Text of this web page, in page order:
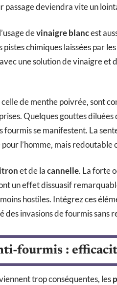
passage deviendra vite un
devinaigre blancest
chimiques laissées par
une solution de vinaigre et
de menthe poivrée, sont
Quelques gouttes diluées
fourmis se manifestent. La
l’homme, mais redoutable
et de lacannelle. La forte
un effet dissuasif
hostiles. Intégrez ces
invasions de fourmis sans
fourmis :
trop conséquentes, les